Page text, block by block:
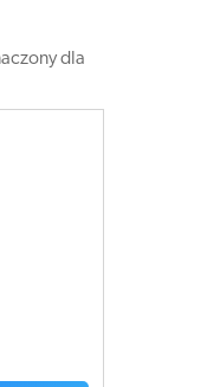
dla